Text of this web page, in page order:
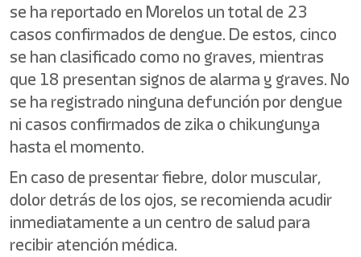
se ha reportado en Morelos un total de 23
casos confirmados de dengue. De estos, cinco
se han clasificado como no graves, mientras
que 18 presentan signos de alarma y graves. No
se ha registrado ninguna defunción por dengue
ni casos confirmados de zika o chikungunya
hasta el momento.
En caso de presentar fiebre, dolor muscular,
dolor detrás de los ojos, se recomienda acudir
inmediatamente a un centro de salud para
recibir atención médica.